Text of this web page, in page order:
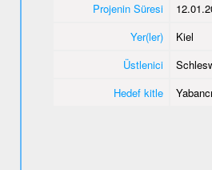
Projenin Süresi
Yer(ler)
Kiel
Üstlenici
Hedef kitle